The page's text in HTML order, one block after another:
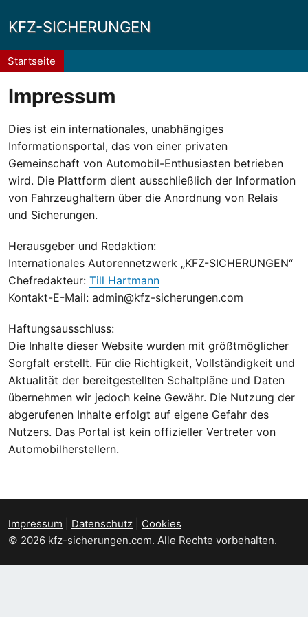
KFZ-SICHERUNGEN
Pfadnavigation
Startseite
Impressum
Dies ist ein internationales, unabhängiges
Informationsportal, das von einer privaten
Gemeinschaft von Automobil-Enthusiasten betrieben
wird. Die Plattform dient ausschließlich der Information
von Fahrzeughaltern über die Anordnung von Relais
und Sicherungen.
Herausgeber und Redaktion:
Internationales Autorennetzwerk „KFZ-SICHERUNGEN“
Chefredakteur: Till Hartmann
Kontakt-E-Mail: admin@kfz-sicherungen.com
Haftungsausschluss:
Die Inhalte dieser Website wurden mit größtmöglicher
Sorgfalt erstellt. Für die Richtigkeit, Vollständigkeit und
Aktualität der bereitgestellten Schaltpläne und Daten
übernehmen wir jedoch keine Gewähr. Die Nutzung der
abgerufenen Inhalte erfolgt auf eigene Gefahr des
Nutzers. Das Portal ist kein offizieller Vertreter von
Automobilherstellern.
Impressum Datenschutz
Cookies
© 2026 kfz-sicherungen.com. Alle Rechte vorbehalten.